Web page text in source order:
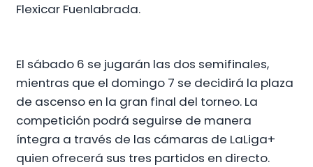
Flexicar Fuenlabrada.
El sábado 6 se jugarán las dos semifinales,
mientras que el domingo 7 se decidirá la plaza
de ascenso en la gran final del torneo. La
competición podrá seguirse de manera
íntegra a través de las cámaras de LaLiga+
quien ofrecerá sus tres partidos en directo.